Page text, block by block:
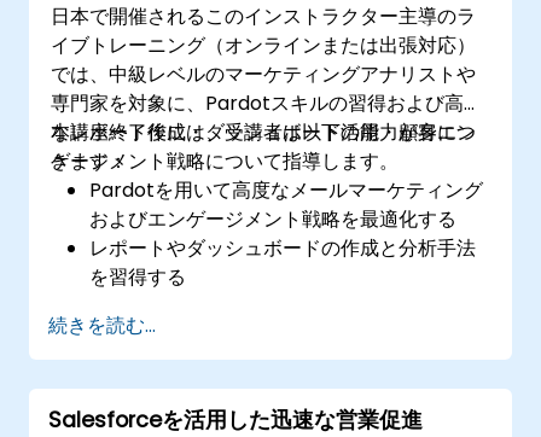
日本で開催されるこのインストラクター主導のラ
イブトレーニング（オンラインまたは出張対応）
では、中級レベルのマーケティングアナリストや
専門家を対象に、Pardotスキルの習得および高度
なレポート作成・ダッシュボード活用・顧客エン
ゲージメント戦略について指導します。
本講座終了後には、受講者は以下の能力が身につ
きます：
Pardotを用いて高度なメールマーケティング
およびエンゲージメント戦略を最適化する
レポートやダッシュボードの作成と分析手法
を習得する
プログラムを改善する
Pardotの動的コンテンツおよびカスタムリダ
イレクト機能を活用してキャンペーンの成果
向上させる
続きを読む...
Salesforceを活用した迅速な営業促進